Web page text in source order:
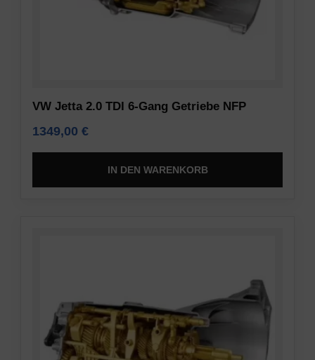
VW Jetta 2.0 TDI 6-Gang Getriebe NFP
1349,00 €
IN DEN WARENKORB